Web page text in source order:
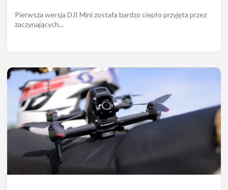
Pierwsza wersja DJI Mini została bardzo ciepło przyjęta przez
zaczynających…